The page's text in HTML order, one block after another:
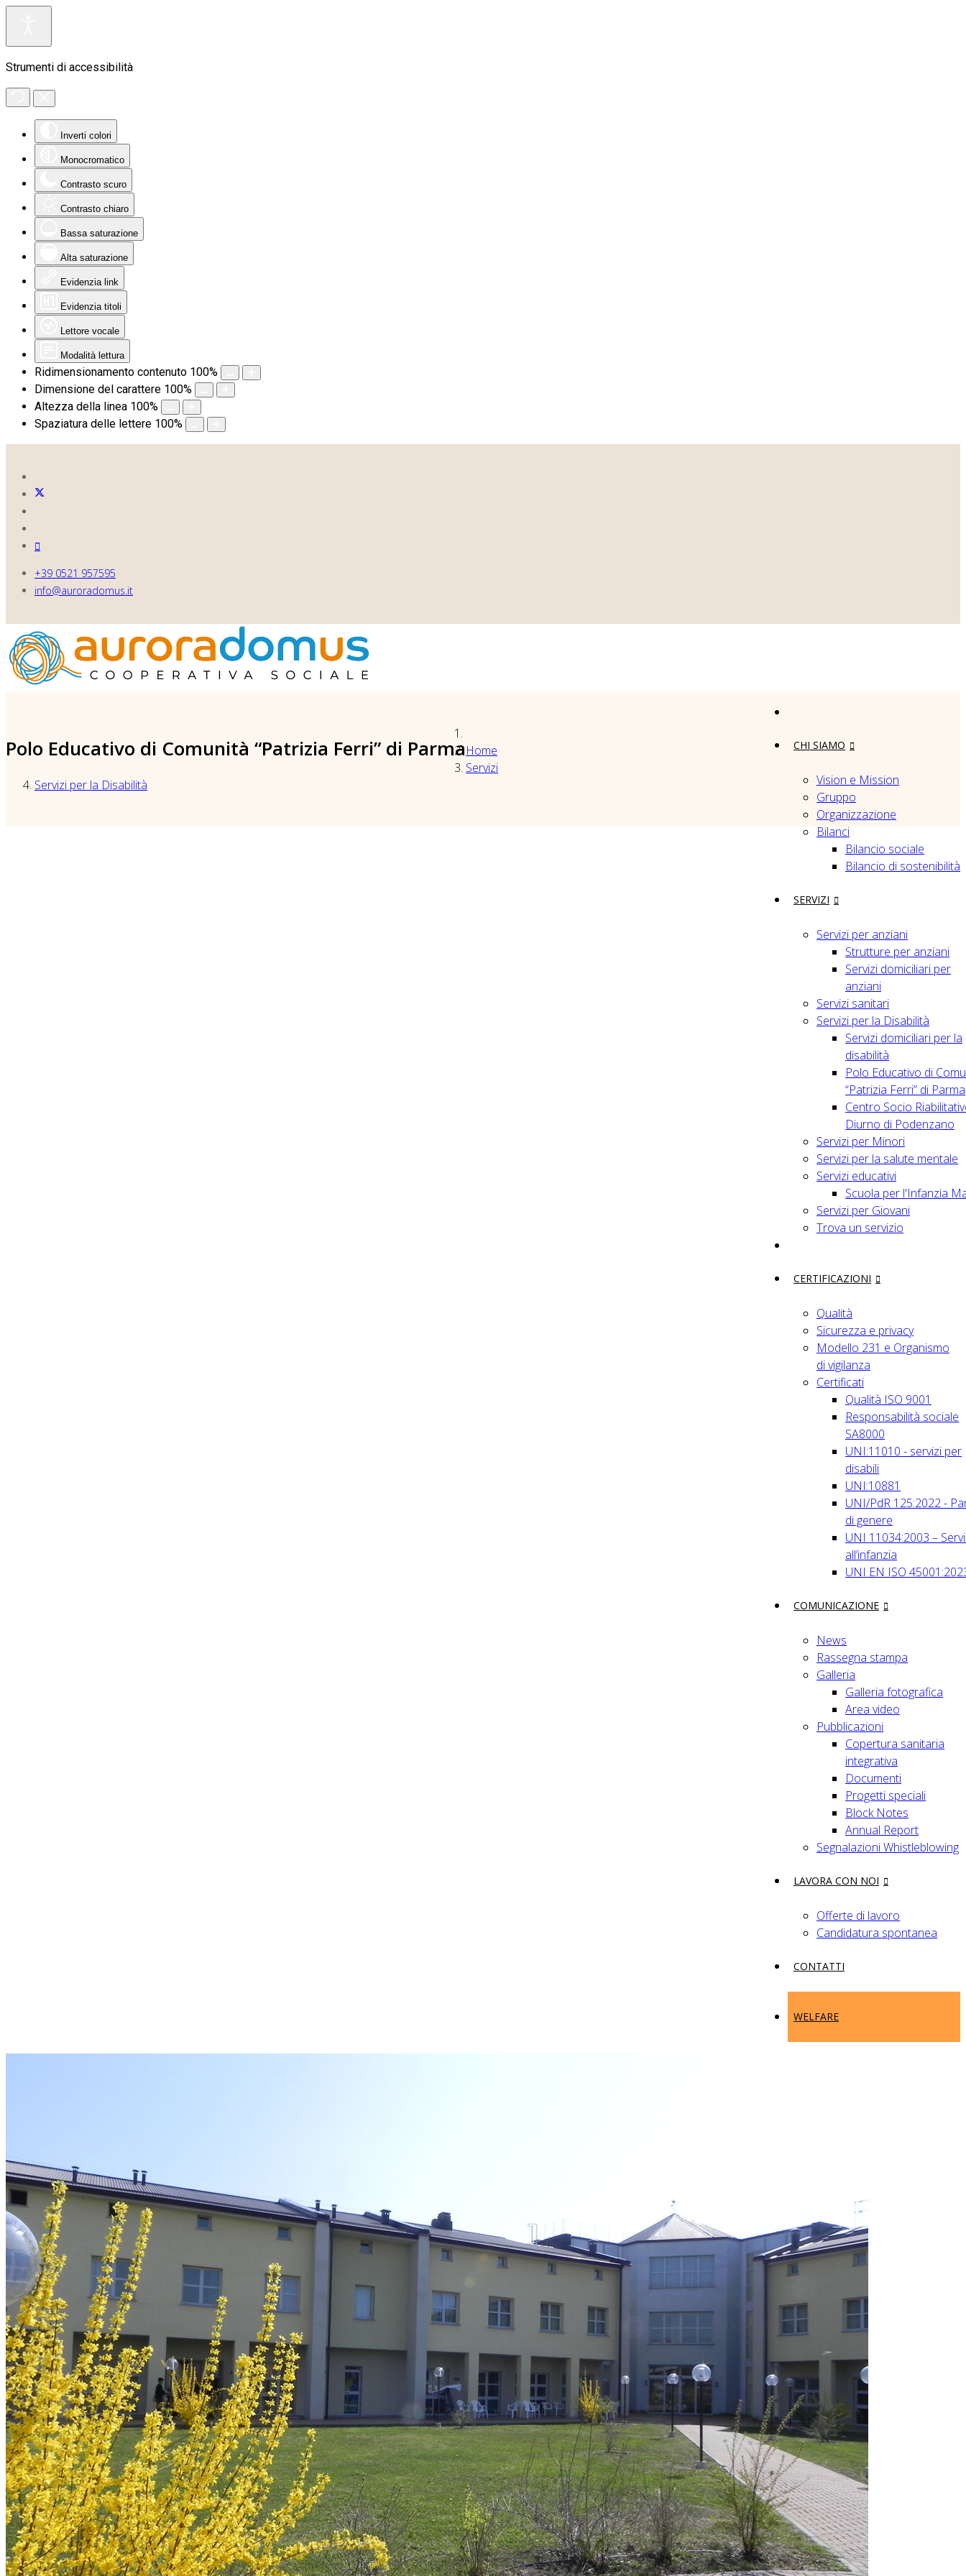
Strumenti di accessibilità
Inverti colori
Monocromatico
Contrasto scuro
Contrasto chiaro
Bassa saturazione
Alta saturazione
Evidenzia link
Evidenzia titoli
Lettore vocale
Modalità lettura
Ridimensionamento contenuto 100%
Dimensione del carattere 100%
Altezza della linea 100%
Spaziatura delle lettere 100%
+39 0521 957595
info@auroradomus.it
CHI SIAMO
Vision e Mission
Gruppo
Organizzazione
Bilanci
Bilancio sociale
Bilancio di sostenibilità
SERVIZI
Servizi per anziani
Strutture per anziani
Servizi domiciliari per
anziani
Servizi sanitari
Servizi per la Disabilità
Servizi domiciliari per la
disabilità
Polo Educativo di
“Patrizia Ferri” di Parma
Centro Socio
Diurno di Podenzano
Servizi per Minori
Servizi per la salute mentale
Servizi educativi
Scuola per l'Infanzia
Servizi per Giovani
Trova un servizio
CERTIFICAZIONI
Qualità
Sicurezza e privacy
Modello 231 e Organismo
di vigilanza
Certificati
Qualità ISO 9001
Responsabilità sociale
SA8000
UNI:11010 - servizi per
disabili
UNI:10881
UNI/PdR 125:2022 -
di genere
UNI 11034:2003 –
all’infanzia
UNI EN ISO
COMUNICAZIONE
News
Rassegna stampa
Galleria
Galleria fotografica
Area video
Pubblicazioni
Copertura sanitaria
integrativa
Documenti
Progetti speciali
Block Notes
Annual Report
Segnalazioni Whistleblowing
LAVORA CON NOI
Offerte di lavoro
Candidatura spontanea
CONTATTI
WELFARE
Polo Educativo di Comunità “Patrizia Ferri” di ParmaHome
Servizi
Servizi per la Disabilità